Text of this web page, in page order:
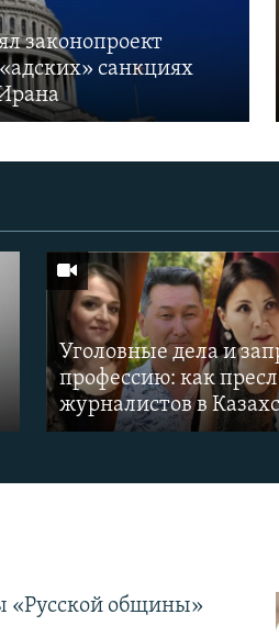
законопроект
санкциях
Уголовные дела и
профессию: как
журналистов в
«Русской общины»